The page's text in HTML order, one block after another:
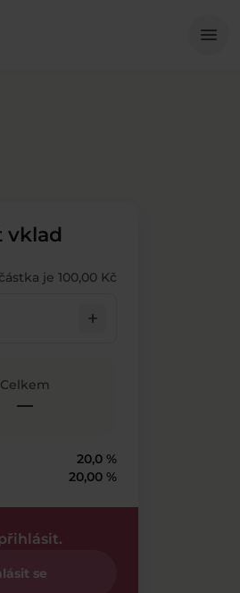
menu
vklad
je 100,00 Kč
add
Celkem
—
20,0 %
20,00 %
se